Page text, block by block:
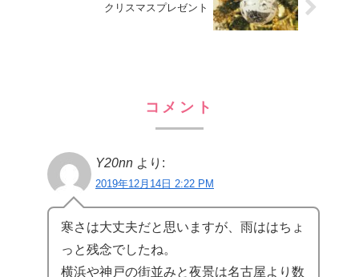
クリスマスプレゼント
コメント
Y20nn より:
2019年12月14日 2:22 PM
寒さは大丈夫だと思いますが、雨ははちょ
っと残念でしたね。
横浜や神戸の街並みと夜景は名古屋より数